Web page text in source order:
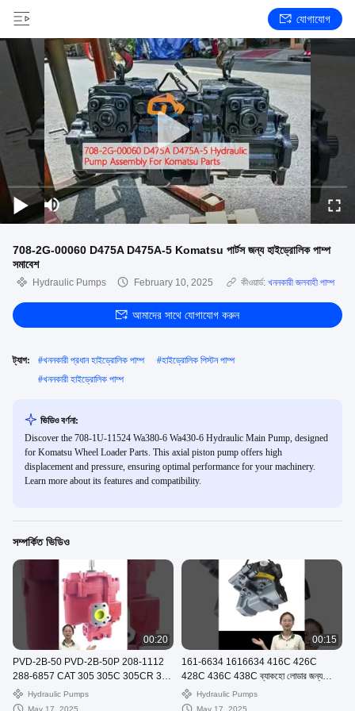
যোগাযোগ
708-2G-00060 D475A D475A-5 Komatsu পার্টস জন্য হাইড্রোলিক পাম্প
সমাবেশ
Hydraulic Pumps February 10, 2025 কীওয়ার্ড: খননকারী জলবাহী পাম্প
আমাদের সাথে যোগাযোগ করুন
ট্যাগ: #খননকারী প্রধান হাইড্রোলিক পাম্প #হাইড্রোলিক পিস্টন পাম্প
#খননকারী হাইড্রোলিক পাম্প
ভিডিও বর্ণনা:
Discover the 708-1U-11524 Wa380-6 Wa430-6 Hydraulic Main Pump, designed
for Komatsu Wheel Loader Parts. This axial piston pump offers high
displacement and pressure, ensuring optimal performance for your machinery.
Learn more about its features and compatibility.
সম্পর্কিত ভিডিও
00:20
PVD-2B-50 PVD-2B-50P 208-1112
288-6857 CAT 305 305C 305CR 305
এর জন্য হাইড্রোলিক প্রধান পাম্প5
Hydraulic Pumps
May 17, 2025
00:15
161-6634 1616634 416C 426C
428C 436C 438C ব্যাকহো লোডার জন্য
হাইড্রোলিক পিস্টন পাম্প
Hydraulic Pumps
May 17, 2025